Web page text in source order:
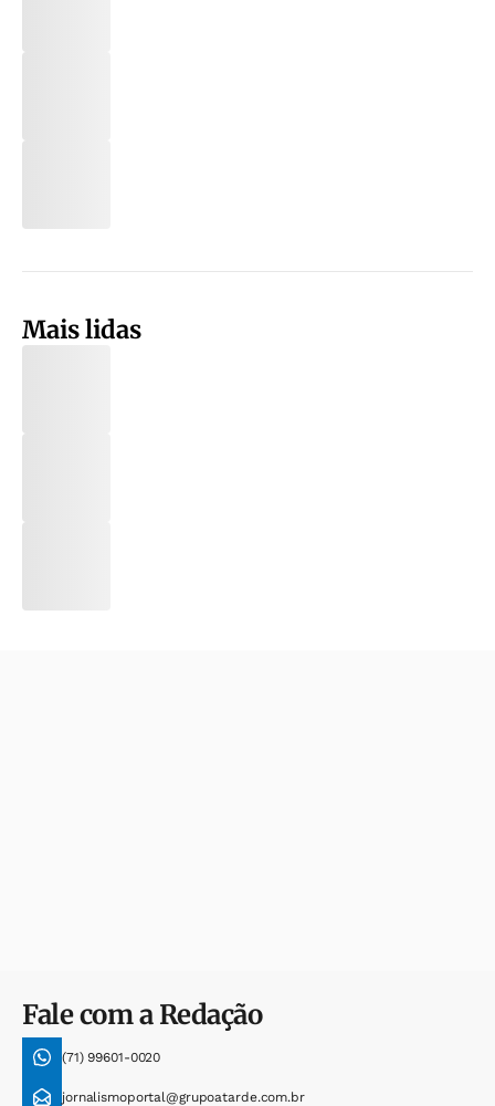
Mais lidas
Fale com a Redação
(71) 99601-0020
jornalismoportal@grupoatarde.com.br